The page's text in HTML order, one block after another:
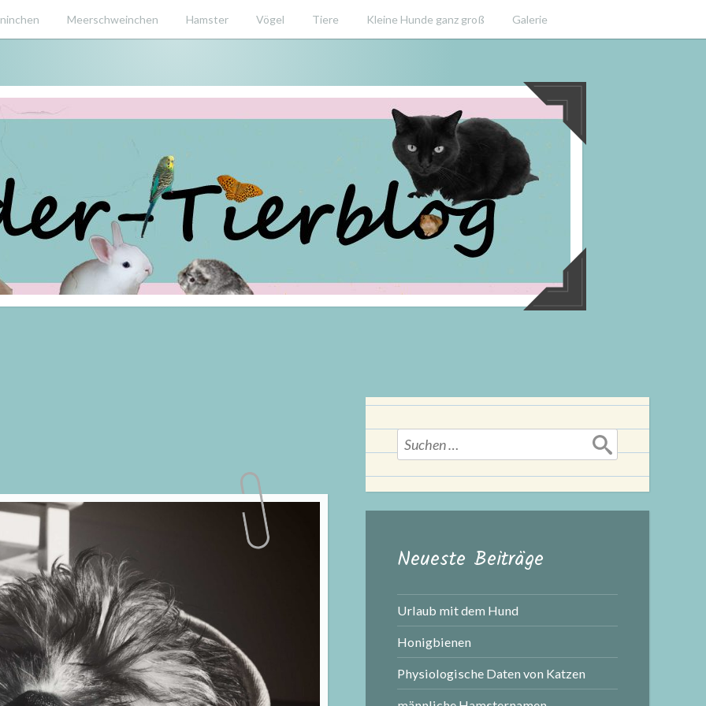
Meerschweinchen Hamster Vögel Tiere Kleine Hunde ganz groß Galerie
Suchen
nach:
Neueste Beiträge
Urlaub mit dem Hund
Honigbienen
Physiologische Daten von Katzen